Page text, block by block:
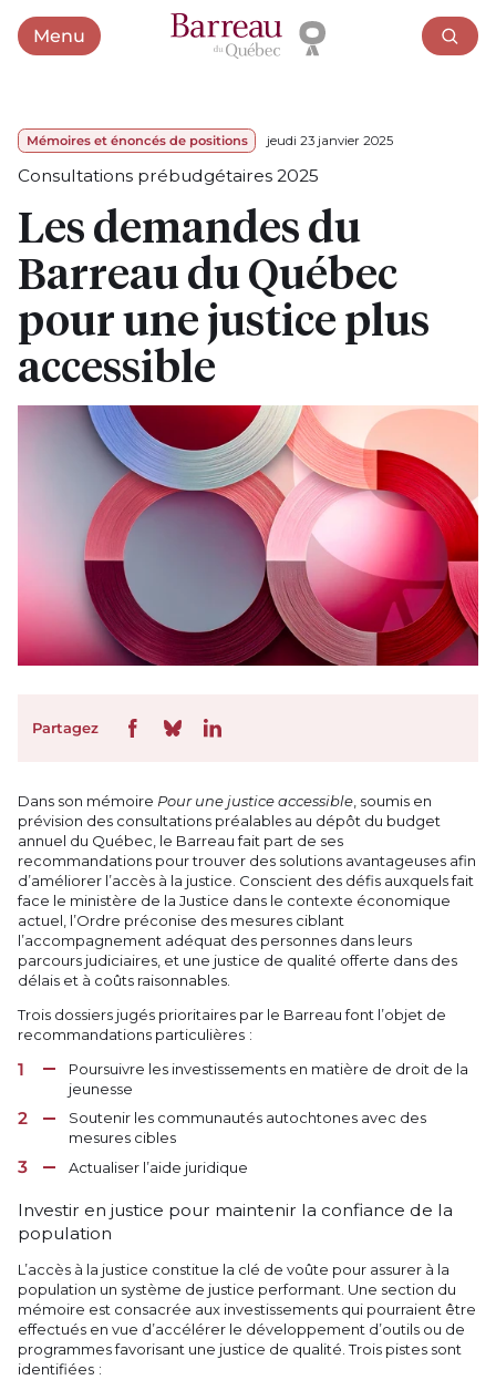
MenuOuvrir le menu
Mémoires et énoncés de positions jeudi 23 janvier 2025
Consultations prébudgétaires 2025
Les demandes du
Barreau du Québec
pour une justice plus
accessible
Partagez
Dans son mémoire Pour une justice accessible, soumis en
prévision des consultations préalables au dépôt du budget
annuel du Québec, le Barreau fait part de ses
recommandations pour trouver des solutions avantageuses afin
d’améliorer l’accès à la justice. Conscient des défis auxquels fait
face le ministère de la Justice dans le contexte économique
actuel, l’Ordre préconise des mesures ciblant
l’accompagnement adéquat des personnes dans leurs
parcours judiciaires, et une justice de qualité offerte dans des
délais et à coûts raisonnables.
Trois dossiers jugés prioritaires par le Barreau font l’objet de
recommandations particulières :
Poursuivre les investissements en matière de droit de la
jeunesse
Soutenir les communautés autochtones avec des
mesures cibles
Actualiser l’aide juridique
Investir en justice pour maintenir la confiance de la
population
L’accès à la justice constitue la clé de voûte pour assurer à la
population un système de justice performant. Une section du
mémoire est consacrée aux investissements qui pourraient être
effectués en vue d’accélérer le développement d’outils ou de
programmes favorisant une justice de qualité. Trois pistes sont
identifiées :